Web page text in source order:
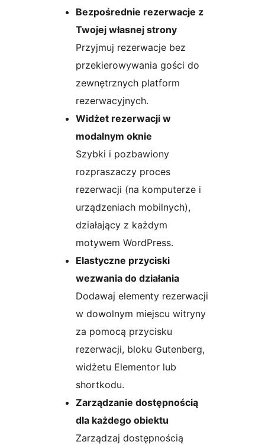
Bezpośrednie rezerwacje z
Twojej własnej strony
Przyjmuj rezerwacje bez
przekierowywania gości do
zewnętrznych platform
rezerwacyjnych.
Widżet rezerwacji w
modalnym oknie
Szybki i pozbawiony
rozpraszaczy proces
rezerwacji (na komputerze i
urządzeniach mobilnych),
działający z każdym
motywem WordPress.
Elastyczne przyciski
wezwania do działania
Dodawaj elementy rezerwacji
w dowolnym miejscu witryny
za pomocą przycisku
rezerwacji, bloku Gutenberg,
widżetu Elementor lub
shortkodu.
Zarządzanie dostępnością
dla każdego obiektu
Zarządzaj dostępnością